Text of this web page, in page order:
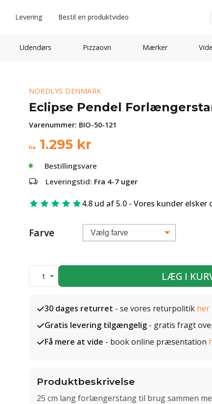
Levering Bestil en produktvideo
Udendørs Pizzaovn Mærker
NORDLYS DENMARK
Eclipse Pendel
Varenummer: BIO-50-121
fra 1.295 kr
Bestillingsvare
Leveringstid: Fra 4-7 uger
4.8 ud af 5.0 - Vores kunder elsker
Farve
1 LÆG I
30 dages returret - se vores returpolitik her
Gratis levering tilgængelig - gratis fragt
Få mere at vide - book online præsentation
Produktbeskrivelse
25 cm lang forlængerstang til brug sammen